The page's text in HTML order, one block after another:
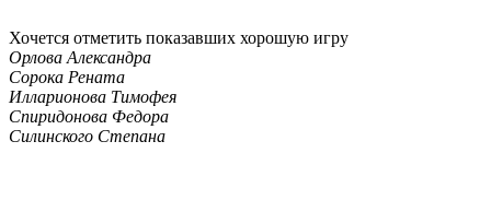
Хочется отметить показавших хорошую игру
Орлова Александра
Сорока Рената
Илларионова Тимофея
Спиридонова Федора
Силинского Степана